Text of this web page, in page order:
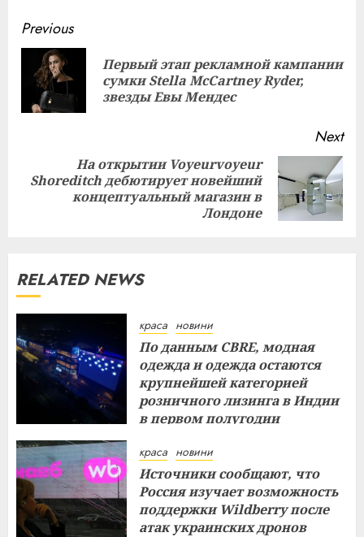
Continue
Reading
Previous
Первый этап рекламной кампании
сумки Stella McCartney Ryder,
звезды Евы Мендес
Next
Next
На открытии Voyeurvoyeur
Shoreditch дебютирует новейший
концептуальный магазин в
Лондоне
RELATED NEWS
краса новини
По данным CBRE, модная
одежда и одежда остаются
крупнейшей категорией
розничного лизинга в Индии
в первом полугодии
краса новини
Источники сообщают, что
Россия изучает возможность
поддержки Wildberry после
атак украинских дронов